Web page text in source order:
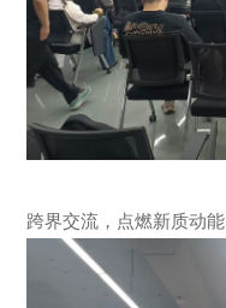
跨界交流，点燃新质动能